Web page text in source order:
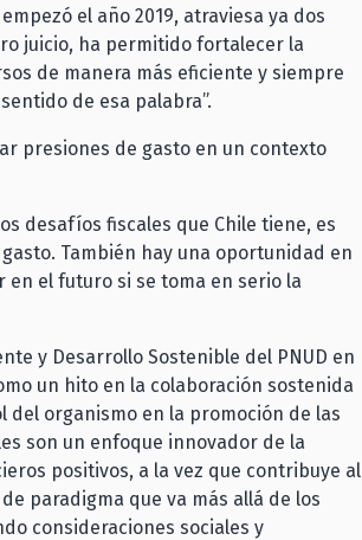
el año 2019, atraviesa ya dos
juicio, ha permitido fortalecer la
de manera más eficiente y siempre
de esa palabra”.
presiones de gasto en un contexto
desafíos fiscales que Chile tiene, es
También hay una oportunidad en
el futuro si se toma en serio la
y Desarrollo Sostenible del PNUD en
un hito en la colaboración sostenida
del organismo en la promoción de las
son un enfoque innovador de la
positivos, a la vez que contribuye al
paradigma que va más allá de los
consideraciones sociales y